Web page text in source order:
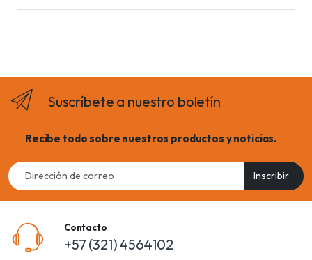
Suscríbete a nuestro boletín
Recibe todo sobre nuestros productos y noticias.
Email
address
Inscribir
Contacto
+57 (321) 4564102